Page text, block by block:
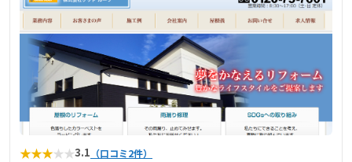
★★★★★3.1 （口コミ2件）